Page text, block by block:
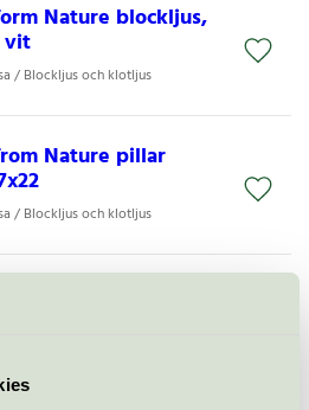
Nature blockljus,
vit
/ Blockljus och klotljus
Nature pillar
/ Blockljus och klotljus